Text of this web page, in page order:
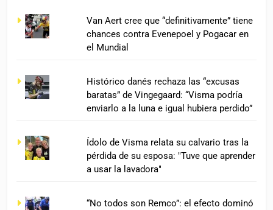
Van Aert cree que “definitivamente” tiene
chances contra Evenepoel y Pogacar en
el Mundial
Histórico danés rechaza las “excusas
baratas” de Vingegaard: “Visma podría
enviarlo a la luna e igual hubiera perdido”
Ídolo de Visma relata su calvario tras la
pérdida de su esposa: "Tuve que aprender
a usar la lavadora"
“No todos son Remco”: el efecto dominó